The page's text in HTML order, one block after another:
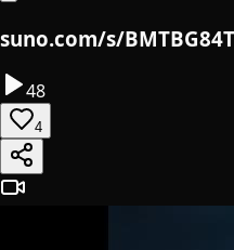
suno.com/s/
48
4